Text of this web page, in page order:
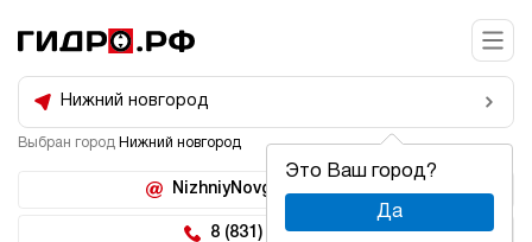
Нижний новгород
Это Ваш город?
Да
Выбран город Нижний новгород
NizhniyNovgorod@hidro.ru
8 (831) 266-47-71